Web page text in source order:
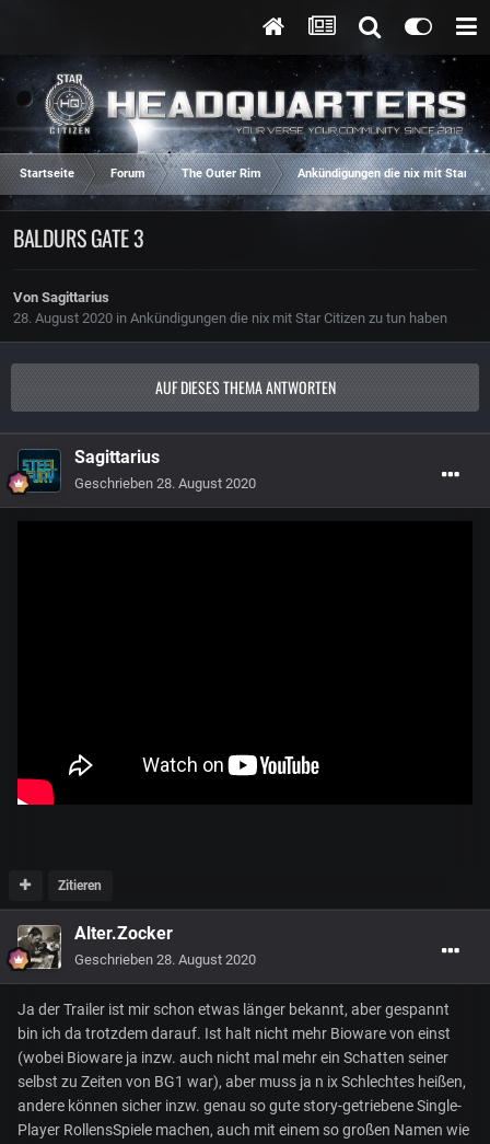
Startseite Forum The Outer Rim Ankündigungen die nix mit Star
BALDURS GATE 3
Von Sagittarius
28. August 2020 in Ankündigungen die nix mit Star Citizen zu tun haben
AUF DIESES THEMA ANTWORTEN
Sagittarius
Geschrieben 28. August 2020
Zitieren
Alter.Zocker
Geschrieben 28. August 2020
Ja der Trailer ist mir schon etwas länger bekannt, aber gespannt
bin ich da trotzdem darauf. Ist halt nicht mehr Bioware von einst
(wobei Bioware ja inzw. auch nicht mal mehr ein Schatten seiner
selbst zu Zeiten von BG1 war), aber muss ja n ix Schlechtes heißen,
andere können sicher inzw. genau so gute story-getriebene Single-
Player RollensSpiele machen, auch mit einem so großen Namen wie